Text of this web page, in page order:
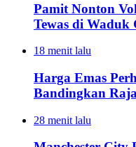
Pamit Nonton
Tewas di Waduk
18 menit lalu
Harga Emas
Bandingkan
28 menit lalu